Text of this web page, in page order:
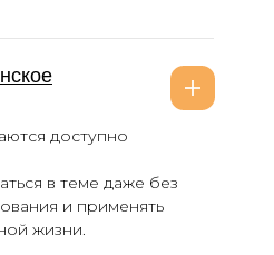
доступно
в теме даже без
и применять
жизни.
деятельность